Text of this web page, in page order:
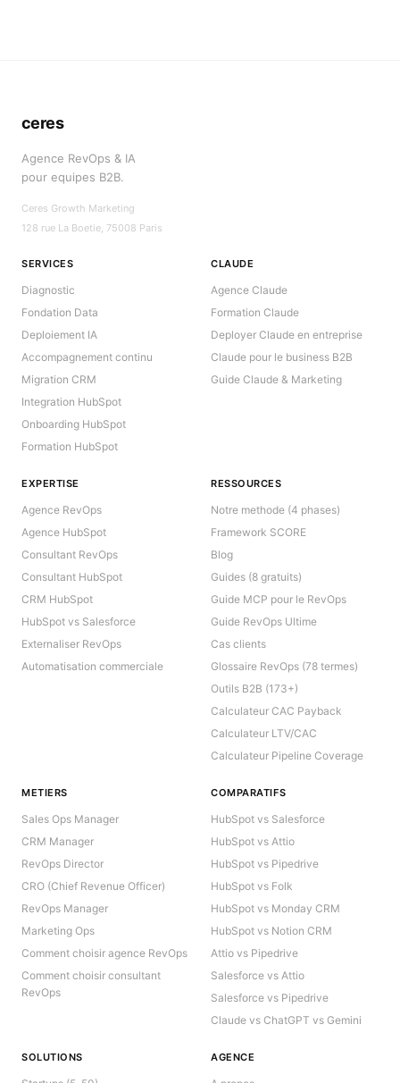
ceres
Agence RevOps & IA
pour equipes B2B.
Ceres Growth Marketing
128 rue La Boetie, 75008 Paris
SERVICES
Diagnostic
Fondation Data
Deploiement IA
Accompagnement continu
Migration CRM
Integration HubSpot
Onboarding HubSpot
Formation HubSpot
CLAUDE
Agence Claude
Formation Claude
Deployer Claude en entreprise
Claude pour le business B2B
Guide Claude & Marketing
EXPERTISE
Agence RevOps
Agence HubSpot
Consultant RevOps
Consultant HubSpot
CRM HubSpot
HubSpot vs Salesforce
Externaliser RevOps
Automatisation commerciale
RESSOURCES
Notre methode (4 phases)
Framework SCORE
Blog
Guides (8 gratuits)
Guide MCP pour le RevOps
Guide RevOps Ultime
Cas clients
Glossaire RevOps (78 termes)
Outils B2B (173+)
Calculateur CAC Payback
Calculateur LTV/CAC
Calculateur Pipeline Coverage
METIERS
Sales Ops Manager
CRM Manager
RevOps Director
CRO (Chief Revenue Officer)
RevOps Manager
Marketing Ops
Comment choisir agence RevOps
Comment choisir consultant
RevOps
COMPARATIFS
HubSpot vs Salesforce
HubSpot vs Attio
HubSpot vs Pipedrive
HubSpot vs Folk
HubSpot vs Monday CRM
HubSpot vs Notion CRM
Attio vs Pipedrive
Salesforce vs Attio
Salesforce vs Pipedrive
Claude vs ChatGPT vs Gemini
SOLUTIONS AGENCE